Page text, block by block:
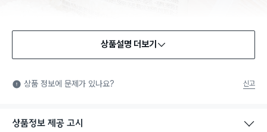
안전확인기준: 일상적인 생활 공간에 사용되는 화학제품 중에서
법에서 정한 안전기준에 적합함을 확인받은 제품을 의미합니다.
상품설명 더보기
상품 정보에 문제가 있나요? 신고
상품정보 제공 고시